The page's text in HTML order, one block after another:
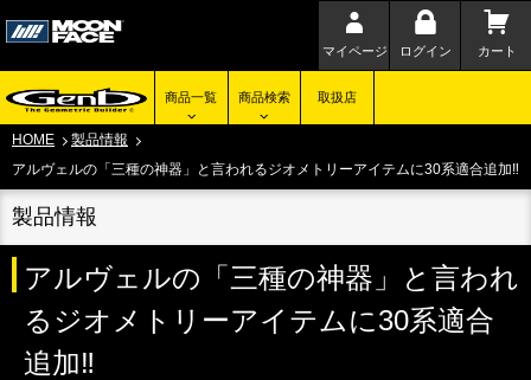
マイページ ログイン カート
商品一覧 商品検索 取扱店
HOME
製品情報
アルヴェルの「三種の神器」と言われるジオメトリーアイテムに30系適合追加‼
製品情報
アルヴェルの「三種の神器」と言われ
るジオメトリーアイテムに30系適合
追加‼